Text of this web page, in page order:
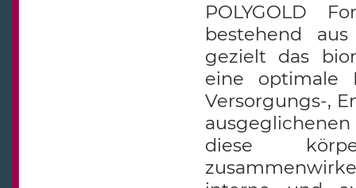
POLYGOLD
bestehend
gezielt das
eine optimale
Versorgungs-,
diese